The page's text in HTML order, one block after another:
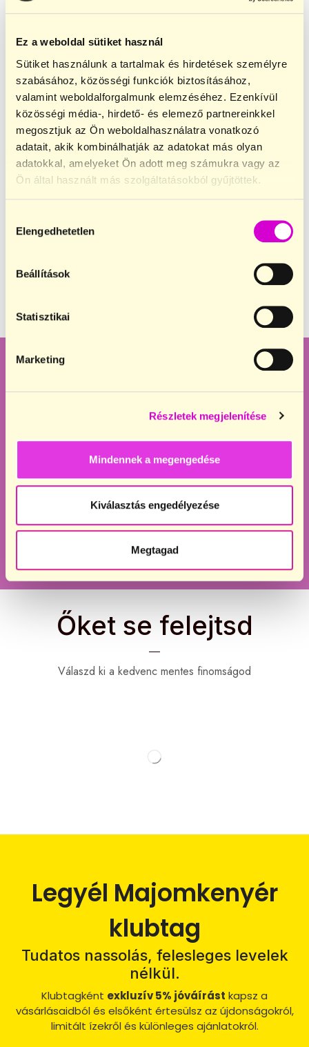
Ez a weboldal sütiket használ
Sütiket használunk a tartalmak és hirdetések személyre
szabásához, közösségi funkciók biztosításához,
valamint weboldalforgalmunk elemzéséhez. Ezenkívül
közösségi média-, hirdető- és elemező partnereinkkel
megosztjuk az Ön weboldalhasználatra vonatkozó
adatait, akik kombinálhatják az adatokat más olyan
adatokkal, amelyeket Ön adott meg számukra vagy az
Ön által használt más szolgáltatásokból gyűjtöttek.
kiválasztása
Elengedhetetlen
Beállítások
Statisztikai
Marketing
Részletek megjelenítése
Mindennek a megengedése
Kiválasztás engedélyezése
Megtagad
élet! Válogass
bűntudatmentes, egyszerű és
elképesztően finom
receptjeink között.
Mutasd a recepteket!
Őket se felejtsd
Válaszd ki a kedvenc mentes finomságod
Legyél Majomkenyér
klubtag
Tudatos nassolás, felesleges levelek
nélkül.
Klubtagként exkluzív 5% jóváírást kapsz a
vásárlásaidból és elsőként értesülsz az újdonságokról,
limitált ízekről és különleges ajánlatokról.